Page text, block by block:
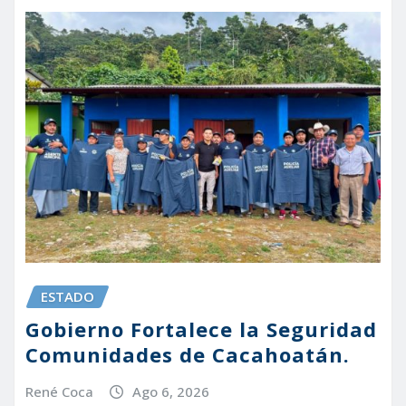
ESTADO
Gobierno Fortalece la Seguridad
Comunidades de Cacahoatán.
René Coca Ago 6, 2026